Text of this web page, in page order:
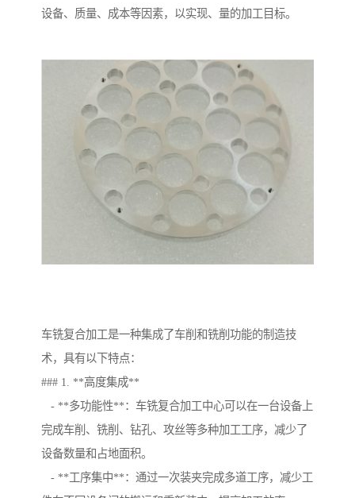
设备、质量、成本等因素，以实现、量的加工目标。
车铣复合加工是一种集成了车削和铣削功能的制造技
术，具有以下特点：
### 1. **高度集成**
- **多功能性**：车铣复合加工中心可以在一台设备上
完成车削、铣削、钻孔、攻丝等多种加工工序，减少了
设备数量和占地面积。
- **工序集中**：通过一次装夹完成多道工序，减少工